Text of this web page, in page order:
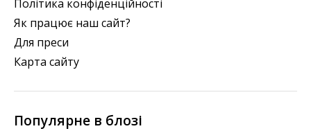
Політика конфіденційності
Як працює наш сайт?
Для преси
Карта сайту
Популярне в блозі